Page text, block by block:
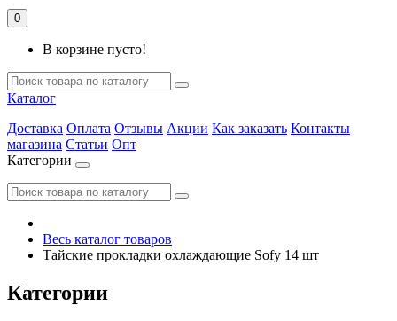
0
В корзине пусто!
Каталог
Доставка Оплата Отзывы Акции Как заказать Контакты
магазина Статьи Опт
Категории
Весь каталог товаров
Тайские прокладки охлаждающие Sofy 14 шт
Категории